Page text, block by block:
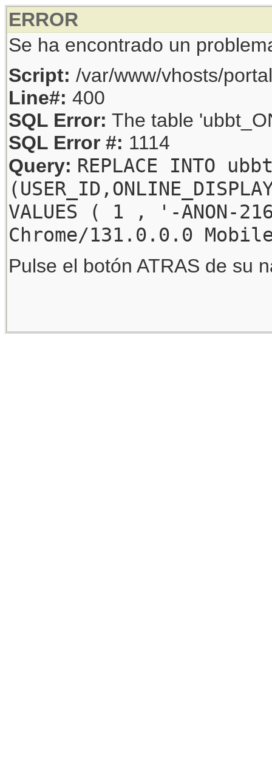
ERROR
Se ha encontrado un
Script: /var/www/vhosts/
Line#: 400
SQL Error: The table
SQL Error #: 1114
Query: REPLACE INTO
VALUES ( 1 , '-
Chrome/131.0.0.0
Pulse el botón ATRAS de su